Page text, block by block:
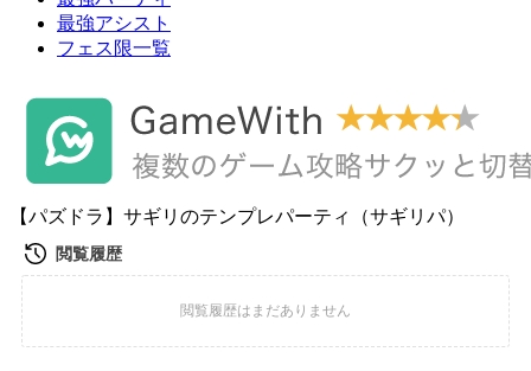
最強アシスト
フェス限一覧
【パズドラ】サギリのテンプレパーティ（サギリパ）